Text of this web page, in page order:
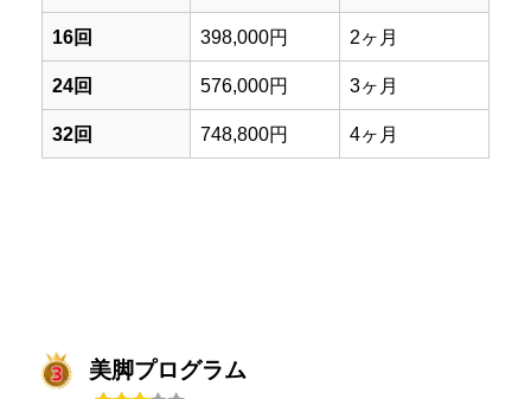
16回 398,000円 2ヶ月
24回 576,000円 3ヶ月
32回 748,800円 4ヶ月
美脚プログラム